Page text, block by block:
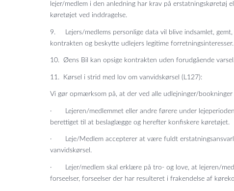
lejer/medlem i den anledning har krav på erstatningskøretøj
køretøjet ved inddragelse.
9. Lejers/medlems personlige data vil blive indsamlet,
kontrakten og beskytte udlejers legitime
10. Øens Bil kan opsige kontrakten uden forudgående
11. Kørsel i strid med lov om vanvidskørsel (L127):
Vi gør opmærksom på, at der ved alle udlejninger/
· Lejeren/medlemmet eller andre førere under
berettiget til at beslaglægge og herefter konfiskere køretøjet.
· Leje/Medlem accepterer at være fuldt
vanvidskørsel.
· Lejer/medlem skal erklære på tro- og love, at lejeren/
forseelser, forseelser der har resulteret i frakendelse af